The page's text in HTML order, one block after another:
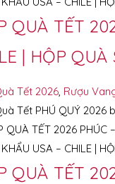
QUÀ TẾT
| HỘP
Tết 2026 Rượu
Tết PHÚ QUÝ
QUÀ TẾT